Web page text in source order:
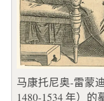
马康托尼奥-雷蒙
1480-1534 年）